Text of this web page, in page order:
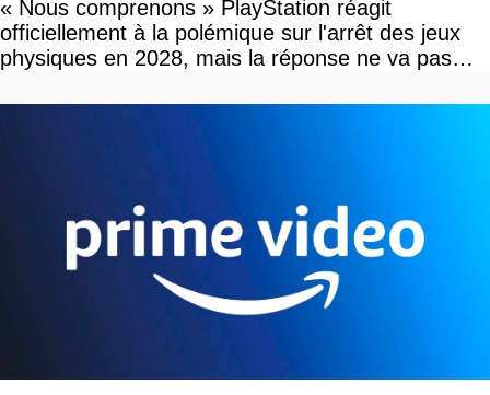
« Nous comprenons » PlayStation réagit
officiellement à la polémique sur l'arrêt des jeux
physiques en 2028, mais la réponse ne va pas